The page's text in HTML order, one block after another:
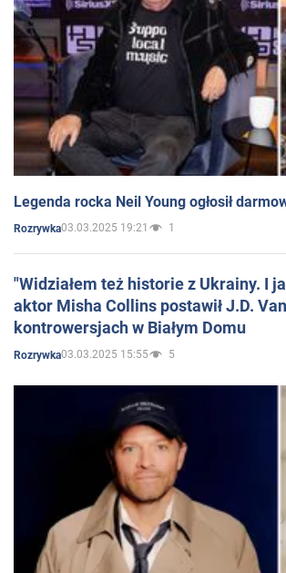
Legenda rocka Neil Young ogłosił
Rozrywka03.03.2025 19:21 1
"Widziałem też historie z Ukrainy. I
aktor Misha Collins postawił J.D.
kontrowersjach w Białym Domu
Rozrywka03.03.2025 15:55 5